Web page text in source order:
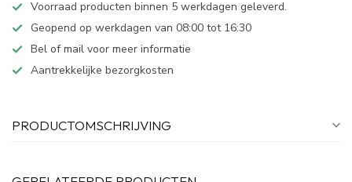
Voorraad producten binnen 5 werkdagen geleverd.
Geopend op werkdagen van 08:00 tot 16:30
Bel of mail voor meer informatie
Aantrekkelijke bezorgkosten
PRODUCTOMSCHRIJVING